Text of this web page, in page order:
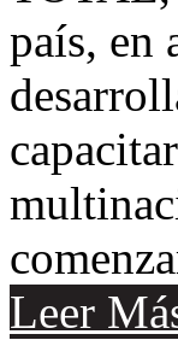
país, en
Leer